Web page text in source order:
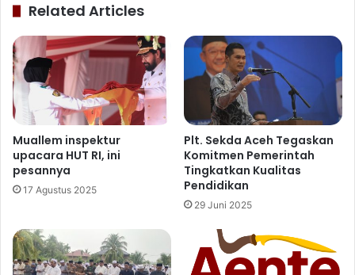
Related Articles
Muallem inspektur
upacara HUT RI, ini
pesannya
17 Agustus 2025
Plt. Sekda Aceh Tegaskan
Komitmen Pemerintah
Tingkatkan Kualitas
Pendidikan
29 Juni 2025